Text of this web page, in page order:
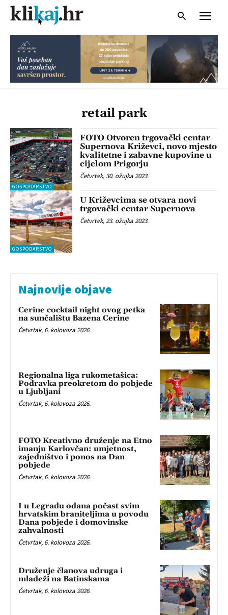
retail park
GOSPODARSTVO
FOTO Otvoren trgovački centar
Supernova Križevci, novo mjesto
kvalitetne i zabavne kupovine u
cijelom Prigorju
Četvrtak, 30. ožujka 2023.
GOSPODARSTVO
U Križevcima se otvara novi
trgovački centar Supernova
Četvrtak, 23. ožujka 2023.
Najnovije objave
Cerine cocktail night ovog petka
na sunčalištu Bazena Cerine
Četvrtak, 6. kolovoza 2026.
Regionalna liga rukometašica:
Podravka preokretom do pobjede
u Ljubljani
Četvrtak, 6. kolovoza 2026.
FOTO Kreativno druženje na Etno
imanju Karlovčan: umjetnost,
zajedništvo i ponos na Dan
pobjede
Četvrtak, 6. kolovoza 2026.
I u Legradu odana počast svim
hrvatskim braniteljima u povodu
Dana pobjede i domovinske
zahvalnosti
Četvrtak, 6. kolovoza 2026.
Druženje članova udruga i
mladeži na Batinskama
Četvrtak, 6. kolovoza 2026.